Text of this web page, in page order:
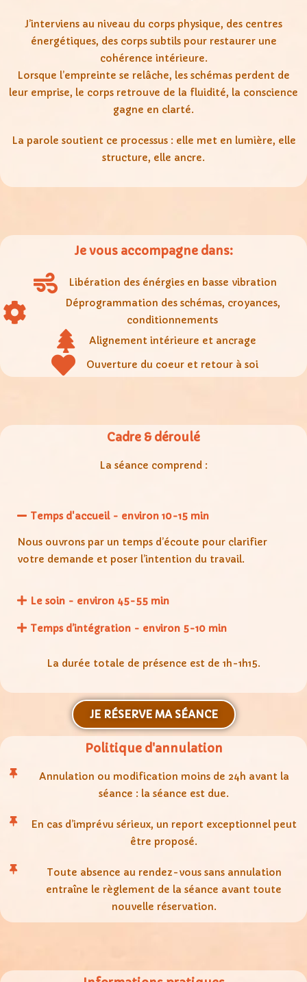
J’interviens au niveau du corps physique, des centres
énergétiques, des corps subtils pour restaurer une
cohérence intérieure.
Lorsque l’empreinte se relâche, les schémas perdent de
leur emprise, le corps retrouve de la fluidité, la conscience
gagne en clarté.
La parole soutient ce processus : elle met en lumière, elle
structure, elle ancre.
Je vous accompagne dans:
Libération des énérgies en basse vibration
Déprogrammation des schémas, croyances,
conditionnements
Alignement intérieure et ancrage
Ouverture du coeur et retour à soi
Cadre & déroulé
La séance comprend :
Temps d'accueil - environ 10-15 min
Nous ouvrons par un temps d’écoute pour clarifier
votre demande et poser l’intention du travail.
Le soin - environ 45-55 min
Temps d’intégration - environ 5-10 min
La durée totale de présence est de 1h-1h15.
JE RÉSERVE MA SÉANCE
Politique d'annulation
Annulation ou modification moins de 24h avant la
séance : la séance est due.
En cas d’imprévu sérieux, un report exceptionnel peut
être proposé.
Toute absence au rendez-vous sans annulation
entraîne le règlement de la séance avant toute
nouvelle réservation.